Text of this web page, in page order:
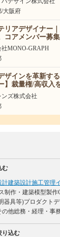
大阪府
リアデザイナー
コアメンバー募集
社MONO-GRAPH
ザインを革新す
】裁量権/高収入
者候補
ンズ株式会社
む
計建築設計施工管理
制作・建築模型製作
器具等)プロダクト
の他総務・経理・事
り込む